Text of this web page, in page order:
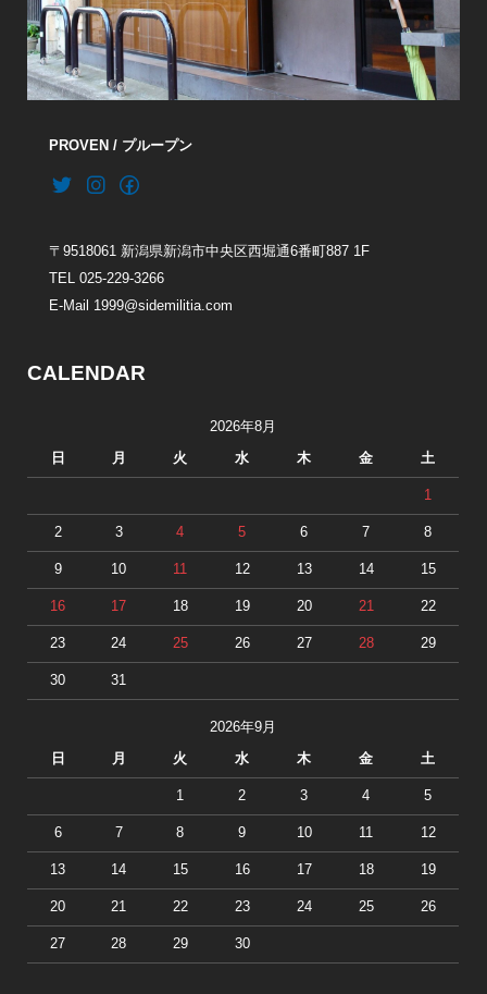
PROVEN / プループン
〒9518061 新潟県新潟市中央区西堀通6番町887 1F
TEL 025-229-3266
E-Mail 1999@sidemilitia.com
CALENDAR
2026年8月
日 月 火 水 木 金 土
1
2 3 4 5 6 7 8
9 10 11 12 13 14 15
16 17 18 19 20 21 22
23 24 25 26 27 28 29
30 31
2026年9月
日 月 火 水 木 金 土
1 2 3 4 5
6 7 8 9 10 11 12
13 14 15 16 17 18 19
20 21 22 23 24 25 26
27 28 29 30